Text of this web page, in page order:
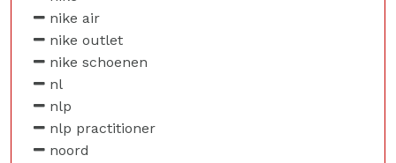
nike air
nike outlet
nike schoenen
nl
nlp
nlp practitioner
noord